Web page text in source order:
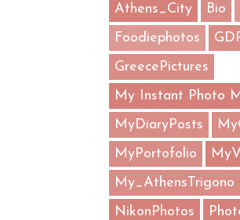
Athens_City
Bio
Foodiephotos
GreecePictures
My Instant Photo
MyDiaryPosts
MyPortofolio
My_AthensTrigono
NikonPhotos